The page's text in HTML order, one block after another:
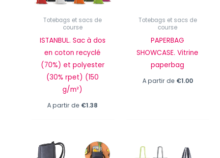
Totebags et sacs de
course
ISTANBUL. Sac à dos
en coton recyclé
(70%) et polyester
(30% rpet) (150
g/m²)
A partir de €1.38
Totebags et sacs de
course
PAPERBAG
SHOWCASE. Vitrine
paperbag
A partir de €1.00